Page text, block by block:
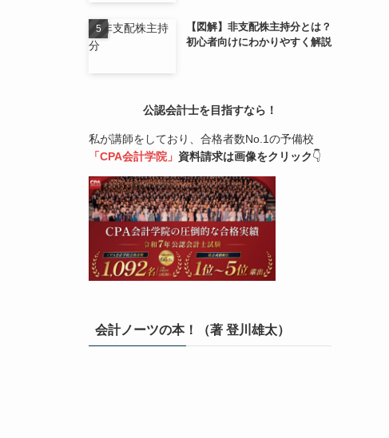
【図解】非支配株主持分とは？
初心者向けにわかりやすく解説
公認会計士を目指すなら！
私が講師をしており、合格者数No.1の予備校
「CPA会計学院」 資料請求は画像をクリック👇
会計ノーツの本！（著 登川雄太）